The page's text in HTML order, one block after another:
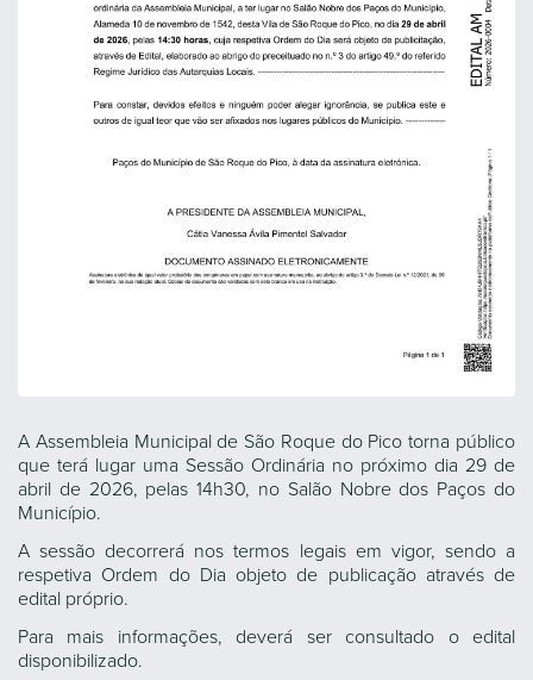
A Assembleia Municipal de São Roque do Pico torna público
que terá lugar uma Sessão Ordinária no próximo dia 29 de
abril de 2026, pelas 14h30, no Salão Nobre dos Paços do
Município.
A sessão decorrerá nos termos legais em vigor, sendo a
respetiva Ordem do Dia objeto de publicação através de
edital próprio.
Para mais informações, deverá ser consultado o edital
disponibilizado.